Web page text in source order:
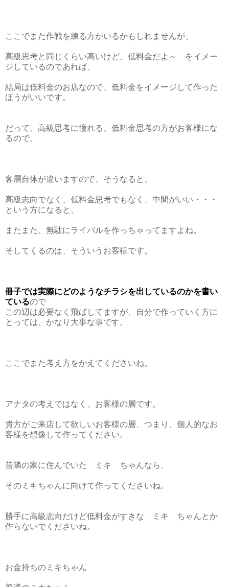
ここでまた作戦を練る方がいるかもしれませんが、
高級思考と同じくらい高いけど、低料金だよ～ をイメー
ジしているのであれば、
結局は低料金のお店なので、低料金をイメージして作った
ほうがいいです。
だって、高級思考に憧れる、低料金思考の方がお客様にな
るので。
客層自体が違いますので、そうなると、
高級志向でなく、低料金思考でもなく、中間がいい・・・
という方になると、
またまた、無駄にライバルを作っちゃってますよね。
そしてくるのは、そういうお客様です。
冊子では実際にどのようなチラシを出しているのかを書い
ているので
この辺は必要なく飛ばしてますが、
自分で作っていく方に
とっては、かなり大事な事です。
ここでまた考え方をかえてくださいね。
アナタの考えではなく、お客様の層です。
貴方がご来店して欲しいお客様の層、つまり、個人的なお
客様を想像して作ってください。
昔隣の家に住んでいた ミキ ちゃんなら、
そのミキちゃんに向けて作ってくださいね。
勝手に高級志向だけど低料金がすきな ミキ ちゃんとか
作らないでくださいね。
お金持ちのミキちゃん